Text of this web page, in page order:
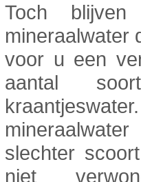
Toch
mineraalwater
voor u een
aantal
slechter
niet